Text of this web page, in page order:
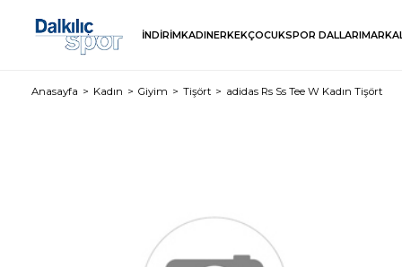
İNDİRİMKADINERKEKÇOCUKSPOR DALLARI
Anasayfa Kadın Giyim Tişört adidas Rs Ss Tee W Kadın Tişört